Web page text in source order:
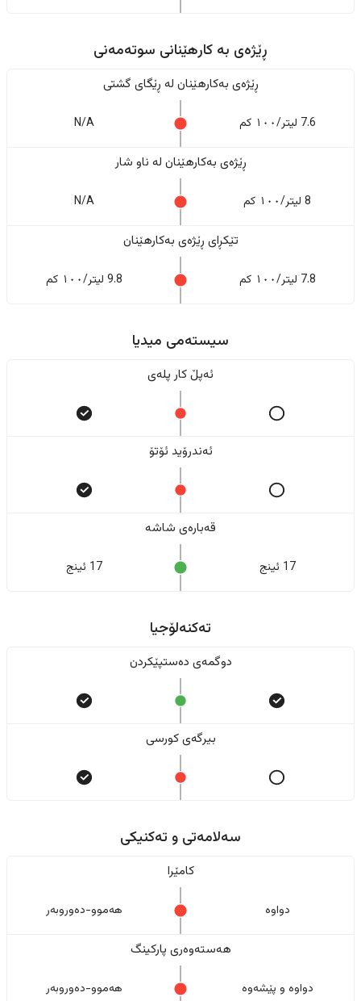
ڕێژەى به کارهێنانی سوتەمەنی
ڕێژەى بەکارهێنان له ڕێگای گشتی
7.6 لیتر/١٠٠ کم N/A
ڕێژەى بەکارهێنان له ناو شار
8 لیتر/١٠٠ کم N/A
تێکڕای ڕێژەى بەکارهێنان
7.8 لیتر/١٠٠ کم 9.8 لیتر/١٠٠ کم
سیستەمی میدیا
ئەپڵ کار پلەی
ئەندرۆید ئۆتۆ
قەبارەی شاشە
17 ئینج 17 ئینج
تەکنەلۆجیا
دوگمەی دەستپێکردن
بیرگەی کورسی
سەلامەتی و تەکنیکی
کامێرا
دواوە هەموو-دەوروبەر
هەستەوەری پارکینگ
دواوە و پێشەوە هەموو-دەوروبەر